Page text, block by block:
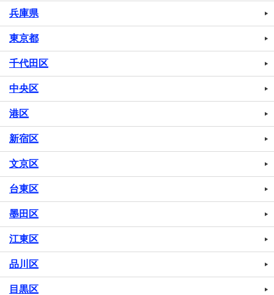
兵庫県
東京都
千代田区
中央区
港区
新宿区
文京区
台東区
墨田区
江東区
品川区
目黒区